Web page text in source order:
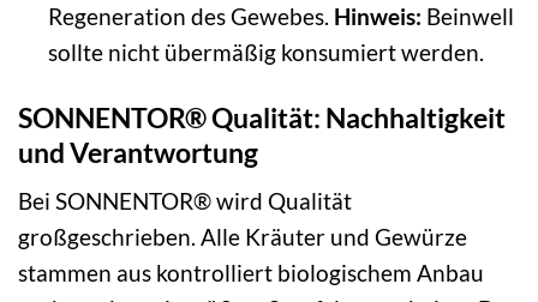
Regeneration des Gewebes. Hinweis: Beinwell
sollte nicht übermäßig konsumiert werden.
SONNENTOR® Qualität: Nachhaltigkeit
und Verantwortung
Bei SONNENTOR® wird Qualität
großgeschrieben. Alle Kräuter und Gewürze
stammen aus kontrolliert biologischem Anbau